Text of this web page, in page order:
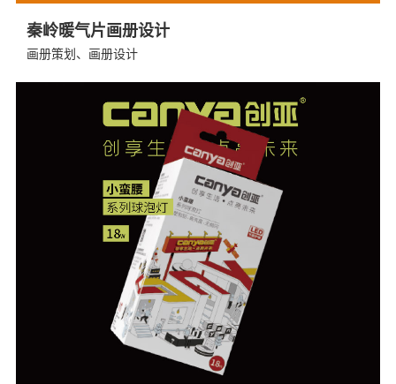
秦岭暖气片画册设计
画册策划、画册设计